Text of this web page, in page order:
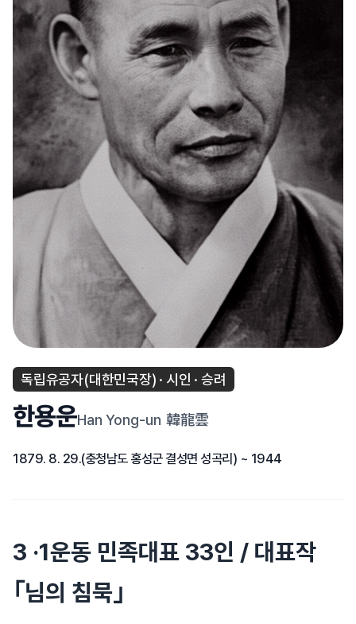
독립유공자(대한민국장) · 시인 · 승려
한용운Han Yong-un 韓龍雲
1879. 8. 29.(충청남도 홍성군 결성면 성곡리) ~ 1944
3 ·1운동 민족대표 33인 / 대표작
｢님의 침묵｣